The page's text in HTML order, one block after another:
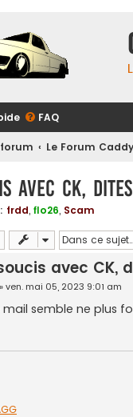
FAQ
Le Forum
avec CK,
frdd, flo26, Scam
avec CK,
ven. mai 05, 2023 9:01 am
mail semble ne plus